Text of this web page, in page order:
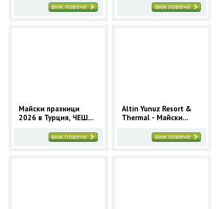
2025 за 4 нощувки
виж повече
2025 за 4 нощувки
виж повече
Майски празници
2026 в Турция, ЧЕШМЕ
празници в Турция
виж повече
Altin Yunuz Resort &
Thermal - Майски
2025 за 5 нощувки
виж повече